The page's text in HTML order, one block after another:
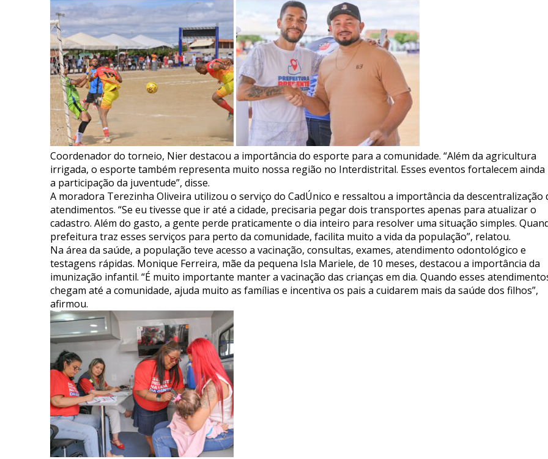
Coordenador do torneio, Nier destacou a importância do esporte para a comunidade. “Além da agricultura
irrigada, o esporte também representa muito nossa região no Interdistrital. Esses eventos fortalecem ainda
a participação da juventude”, disse.
A moradora Terezinha Oliveira utilizou o serviço do CadÚnico e ressaltou a importância da descentralização
atendimentos. “Se eu tivesse que ir até a cidade, precisaria pegar dois transportes apenas para atualizar o
cadastro. Além do gasto, a gente perde praticamente o dia inteiro para resolver uma situação simples.
prefeitura traz esses serviços para perto da comunidade, facilita muito a vida da população”, relatou.
Na área da saúde, a população teve acesso a vacinação, consultas, exames, atendimento odontológico e
testagens rápidas. Monique Ferreira, mãe da pequena Isla Mariele, de 10 meses, destacou a importância da
imunização infantil. “É muito importante manter a vacinação das crianças em dia. Quando esses
chegam até a comunidade, ajuda muito as famílias e incentiva os pais a cuidarem mais da saúde dos filhos”,
afirmou.